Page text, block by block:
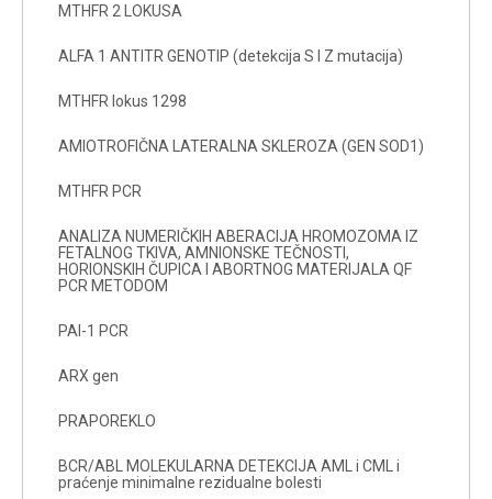
MTHFR 2 LOKUSA
ALFA 1 ANTITR GENOTIP (detekcija S I Z mutacija)
MTHFR lokus 1298
AMIOTROFIČNA LATERALNA SKLEROZA (GEN SOD1)
MTHFR PCR
ANALIZA NUMERIČKIH ABERACIJA HROMOZOMA IZ
FETALNOG TKIVA, AMNIONSKE TEČNOSTI,
HORIONSKIH ČUPICA I ABORTNOG MATERIJALA QF
PCR METODOM
PAI-1 PCR
ARX gen
PRAPOREKLO
BCR/ABL MOLEKULARNA DETEKCIJA AML i CML i
praćenje minimalne rezidualne bolesti